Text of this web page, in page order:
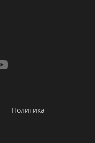
Политика